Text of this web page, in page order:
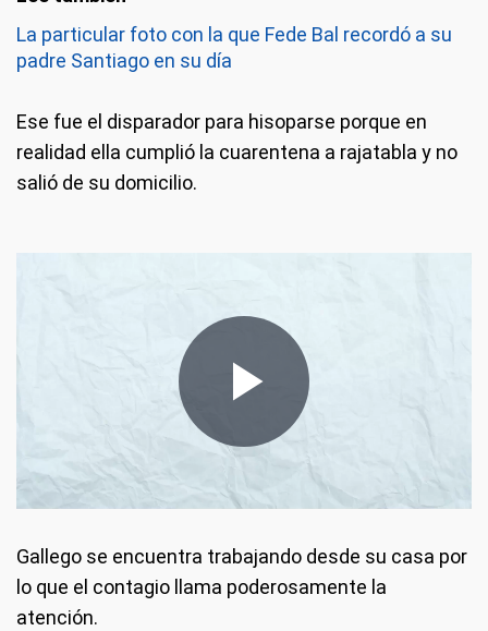
La particular foto con la que Fede Bal recordó a su
padre Santiago en su día
Ese fue el disparador para hisoparse porque en
realidad ella cumplió la cuarentena a rajatabla y no
salió de su domicilio.
Gallego se encuentra trabajando desde su casa por
lo que el contagio llama poderosamente la
atención.